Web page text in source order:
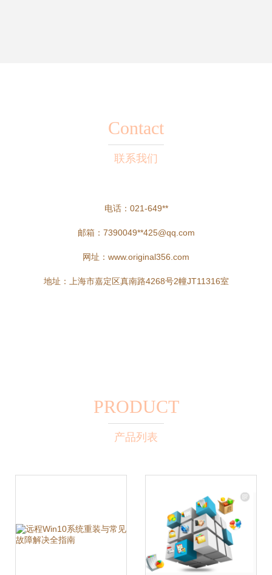
Contact
联系我们
电话：021-649**
邮箱：7390049**425@qq.com
网址： www.original356.com
地址：上海市嘉定区真南路4268号2幢JT11316室
PRODUCT
产品列表